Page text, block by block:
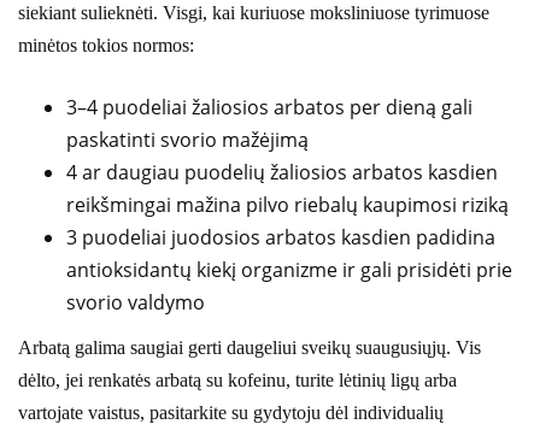
siekiant sulieknėti. Visgi, kai kuriuose moksliniuose tyrimuose
minėtos tokios normos:
3–4 puodeliai žaliosios arbatos per dieną gali
paskatinti svorio mažėjimą
4 ar daugiau puodelių žaliosios arbatos kasdien
reikšmingai mažina pilvo riebalų kaupimosi riziką
3 puodeliai juodosios arbatos kasdien padidina
antioksidantų kiekį organizme ir gali prisidėti prie
svorio valdymo
Arbatą galima saugiai gerti daugeliui sveikų suaugusiųjų. Vis
dėlto, jei renkatės arbatą su kofeinu, turite lėtinių ligų arba
vartojate vaistus, pasitarkite su gydytoju dėl individualių